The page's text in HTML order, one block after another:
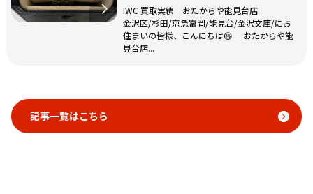
IWC 買取実績 おたからや能見台店
金沢区/杉田/京急富岡/能見台/金沢文庫/にお
住まいの皆様、こんにちは😃 おたからや能
見台店...
記事一覧はこちら